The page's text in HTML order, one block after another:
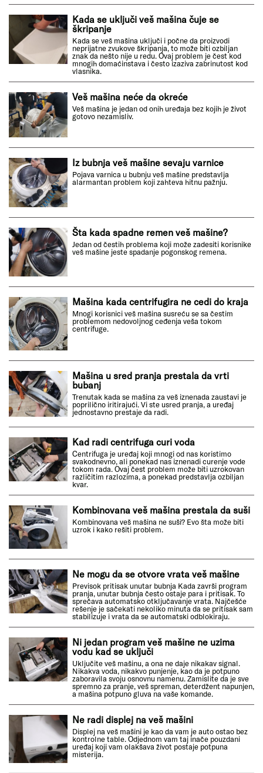
Kada se uključi veš mašina čuje se
škripanje
Kada se veš mašina uključi i počne da proizvodi
neprijatne zvukove škripanja, to može biti ozbiljan
znak da nešto nije u redu. Ovaj problem je čest kod
mnogih domaćinstava i često izaziva zabrinutost kod
vlasnika.
Veš mašina neće da okreće
Veš mašina je jedan od onih uređaja bez kojih je život
gotovo nezamisliv.
Iz bubnja veš mašine sevaju varnice
Pojava varnica u bubnju veš mašine predstavlja
alarmantan problem koji zahteva hitnu pažnju.
Šta kada spadne remen veš mašine?
Jedan od čestih problema koji može zadesiti korisnike
veš mašine jeste spadanje pogonskog remena.
Mašina kada centrifugira ne cedi do kraja
Mnogi korisnici veš mašina susreću se sa čestim
problemom nedovoljnog ceđenja veša tokom
centrifuge.
Mašina u sred pranja prestala da vrti
bubanj
Trenutak kada se mašina za veš iznenada zaustavi je
poprilično iritirajući. Vi ste usred pranja, a uređaj
jednostavno prestaje da radi.
Kad radi centrifuga curi voda
Centrifuga je uređaj koji mnogi od nas koristimo
svakodnevno, ali ponekad nas iznenadi curenje vode
tokom rada. Ovaj čest problem može biti uzrokovan
različitim razlozima, a ponekad predstavlja ozbiljan
kvar.
Kombinovana veš mašina prestala da suši
Kombinovana veš mašina ne suši? Evo šta može biti
uzrok i kako rešiti problem.
Ne mogu da se otvore vrata veš mašine
Previsok pritisak unutar bubnja Kada završi program
pranja, unutar bubnja često ostaje para i pritisak. To
sprečava automatsko otključavanje vrata. Najčešće
rešenje je sačekati nekoliko minuta da se pritisak sam
stabilizuje i vrata da se automatski odblokiraju.
Ni jedan program veš mašine ne uzima
vodu kad se uključi
Uključite veš mašinu, a ona ne daje nikakav signal.
Nikakva voda, nikakvo punjenje, kao da je potpuno
zaboravila svoju osnovnu namenu. Zamislite da je sve
spremno za pranje, veš spreman, deterdžent napunjen,
a mašina potpuno gluva na vaše komande.
Ne radi displej na veš mašini
Displej na veš mašini je kao da vam je auto ostao bez
kontrolne table. Odjednom vam taj inače pouzdani
uređaj koji vam olakšava život postaje potpuna
misterija.